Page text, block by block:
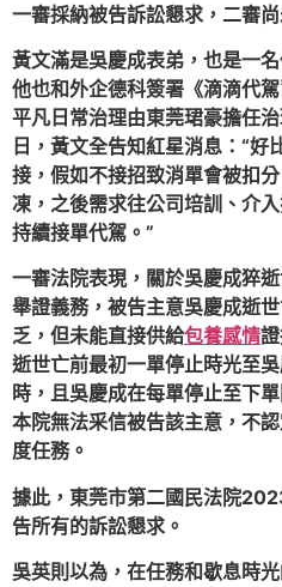
一審採納被告訴訟懇求，二審尚
黃文滿是吳慶成表弟，也是一
他也和外企德科簽署《滴滴代
平凡日常治理由東莞珺豪擔任
日，黃文全告知紅星消息：“
接，假如不接招致消單會被扣
凍，之後需求往公司培訓、介
持續接單代駕。”
一審法院表現，關於吳慶成猝
舉證義務，被告主意吳慶成逝
乏，但未能直接供給包養感情
逝世亡前最初一單停止時光至
時，且吳慶成在每單停止至下
本院無法采信被告該主意，不
度任務。
據此，東莞市第二國民法院
告所有的訴訟懇求。
吳英則以為，在任務和歇息時